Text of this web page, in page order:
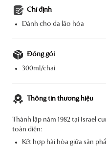
Chỉ định
Dành cho da lão hóa
Đóng gói
300ml/chai
Thông tin thương hiệu
Thành lập năm 1982 tại Israel
toàn diện:
Kết hợp hài hòa giữa sản